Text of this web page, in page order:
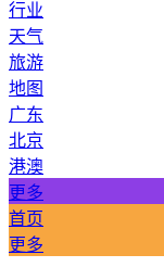
行业
天气
旅游
地图
广东
北京
港澳
更多
首页
更多